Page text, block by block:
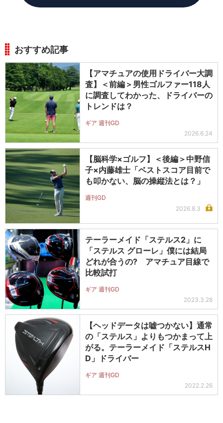
おすすめ記事
【アマチュアの使用ドライバー大調
査】＜前編＞男性ゴルファー118人
に調査してわかった、ドライバーの
トレンドは？
ギア 週刊GD
2026.6.24
【脳科学×ゴルフ】＜後編＞中野信
子×内藤雄士「ベストスコア目前で
も叩かない、脳の操縦法とは？」
週刊GD
2026.8.3
テーラーメイド「ステルス2」に
「ステルス グローレ」僕には結局
どれが合うの? アマチュア目線で
比較試打
ギア 週刊GD
2023.3.28
【ヘッドデータは嘘つかない】通常
の「ステルス」よりもつかまって上
がる。テーラーメイド「ステルスH
D」ドライバー
ギア 週刊GD
2022.2.26